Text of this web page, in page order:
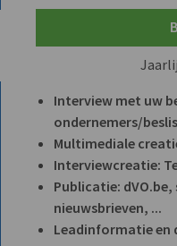
Interview met uw
ondernemers/
Multimediale
Interviewcreatie:
Publicatie:
nieuwsbrieven, ...
Leadinformatie en